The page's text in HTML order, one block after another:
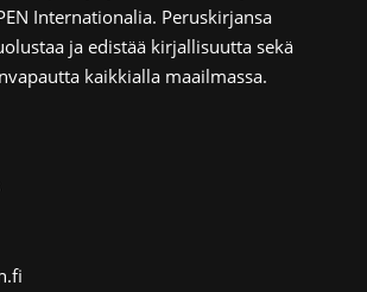
Internationalia. Peruskirjansa
ja edistää kirjallisuutta sekä
kaikkialla maailmassa.